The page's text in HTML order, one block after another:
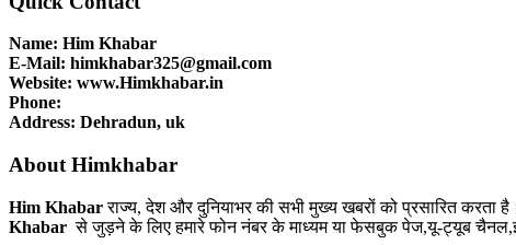
Name: Him Khabar
E-Mail: himkhabar325@gmail.com
Website: www.Himkhabar.in
Phone:
Address: Dehradun, uk
About Himkhabar
Him Khabarराज्य, देश और दुनियाभर की सभी मुख्य खबरों को प्रसारित करता
Khabar से जुड़ने के लिए हमारे फोन नंबर के माध्यम या फेसबुक पेज,यू-ट्यूब